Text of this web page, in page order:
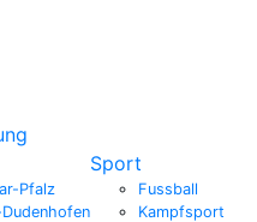
Pfalz
Sport
Fussball
Kampfsport